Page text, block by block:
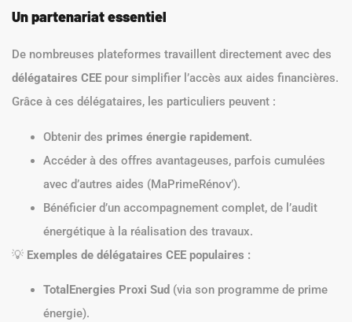
Un partenariat essentiel
De nombreuses plateformes travaillent directement avec des
délégataires CEE pour simplifier l’accès aux aides financières.
Grâce à ces délégataires, les particuliers peuvent :
Obtenir des primes énergie rapidement.
Accéder à des offres avantageuses, parfois cumulées
avec d’autres aides (MaPrimeRénov’).
Bénéficier d’un accompagnement complet, de l’audit
énergétique à la réalisation des travaux.
💡 Exemples de délégataires CEE populaires :
TotalEnergies Proxi Sud (via son programme de prime
énergie).